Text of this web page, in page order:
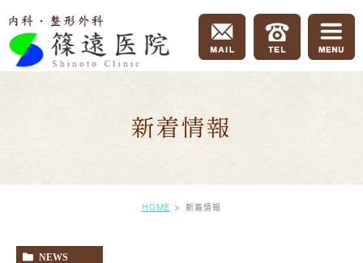
新着情報
HOME 新着情報
NEWS